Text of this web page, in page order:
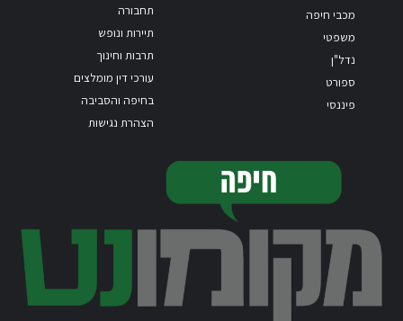
מכבי חיפה
משפטי
נדל"ן
ספורט
פיננסי
תחבורה
תיירות ונופש
תרבות וחינוך
עורכי דין מומלצים
בחיפה והסביבה
הצהרת נגישות